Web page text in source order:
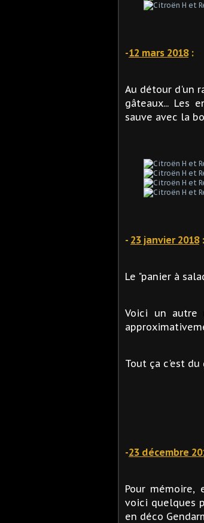
-12 mars 2018:
Au détour d'un
gâteaux... Les
sauve avec la
- 23 janvier 2018:
Le "panier à
Voici un autre
Tout ça c'est du
-23 décembre
Pour mémoire,
voici quelques
en déco